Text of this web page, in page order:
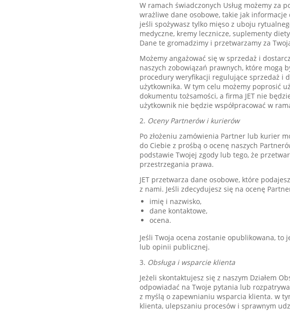
W ramach świadczonych Usług możemy za
wrażliwe dane osobowe, takie jak
jeśli spożywasz tylko mięso z uboju
medyczne, kremy lecznicze, suplementy
Dane te gromadzimy i przetwarzamy za
Możemy angażować się w sprzedaż i
naszych zobowiązań prawnych, które mogą
procedury weryfikacji regulujące sprzedaż i
użytkownika. W tym celu możemy poprosić
dokumentu tożsamości, a firma JET nie
użytkownik nie będzie współpracować w
2. Oceny Partnerów i kurierów
Po złożeniu zamówienia Partner lub kurier
do Ciebie z prośbą o ocenę naszych
podstawie Twojej zgody lub tego, że
przestrzegania prawa.
JET przetwarza dane osobowe, które
z nami. Jeśli zdecydujesz się na ocenę
imię i nazwisko,
dane kontaktowe,
ocena.
Jeśli Twoja ocena zostanie opublikowana,
lub opinii publicznej.
3. Obsługa i wsparcie klienta
Jeżeli skontaktujesz się z naszym Działem
odpowiadać na Twoje pytania lub
z myślą o zapewnianiu wsparcia klienta. w
klienta, ulepszaniu procesów i sprawnym